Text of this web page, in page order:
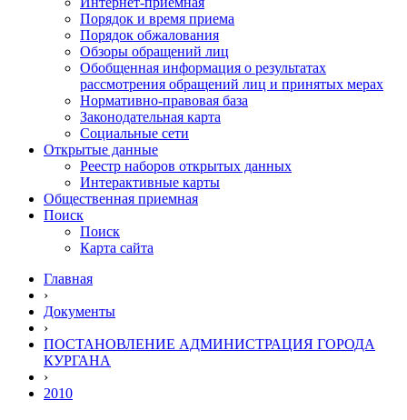
Порядок и время приема
Порядок обжалования
Обзоры обращений лиц
Обобщенная информация о результатах
рассмотрения обращений лиц и принятых мерах
Нормативно-правовая база
Законодательная карта
Социальные сети
Открытые данные
Реестр наборов открытых данных
Интерактивные карты
Общественная приемная
Поиск
Поиск
Карта сайта
Главная
›
Документы
›
ПОСТАНОВЛЕНИЕ АДМИНИСТРАЦИЯ ГОРОДА
КУРГАНА
›
2010